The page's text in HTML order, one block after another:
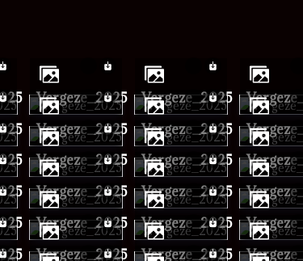
vergeze_2025 vergeze_2025
vergeze_2025 vergeze_2025
vergeze_2025 vergeze_2025
vergeze_2025 vergeze_2025
vergeze_2025 vergeze_2025
vergeze_2025 vergeze_2025